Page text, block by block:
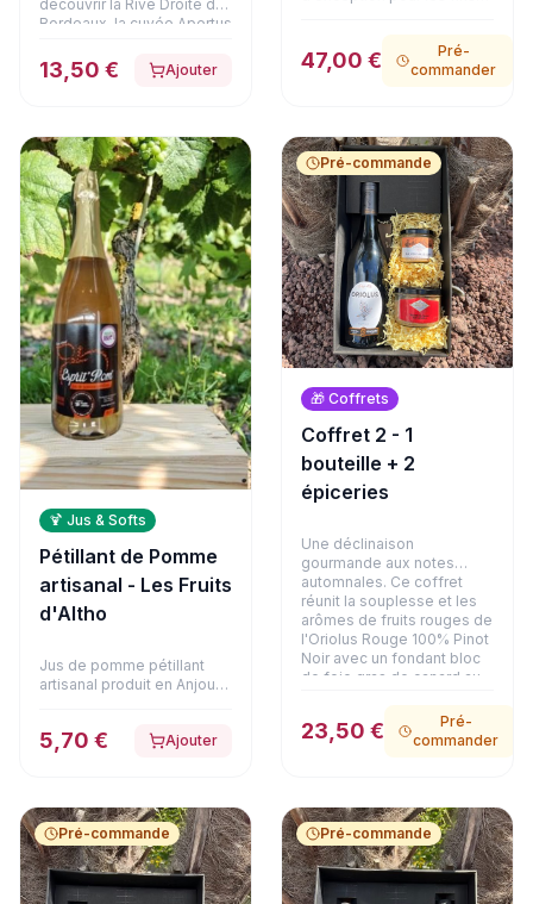
découvrir la Rive Droite de
Bordeaux, la cuvée Apertus
ans implantées sur des
terroirs argilo-calcaires et
en barriques, ce vin arbore
une jolie robe couleur
rubis. Son nez offre des
arômes subtils de cacao et
de bois brûlé, ouvrant sur
une bouche élégante,
racée et d'une grande
pureté.
13,50 € Ajouter
Émilion aux arômes
profonds de fruits noirs et
la fleur de sel en bocal
(125g). Le coffret est
complété par
d'onctueuses rillettes pur
canard au magret fumé
(180g) et une délicate
terrine de cerf à la Fine
Champagne (180g). Une
expérience gastronomique
haut de gamme, présentée
dans son emballage
soigné.
47,00 €
Pré-
commander
🍹 Jus & Softs
Pétillant de Pomme
artisanal - Les Fruits
d'Altho
Jus de pomme pétillant
artisanal produit en Anjou
5,70 € Ajouter
Pré-commande
🎁 Coffrets
Coffret 2 - 1
bouteille + 2
épiceries
Une déclinaison
gourmande aux notes
automnales. Ce coffret
réunit la souplesse et les
arômes de fruits rouges de
l'Oriolus Rouge 100% Pinot
Noir avec un fondant bloc
de foie gras de canard au
une terrine de faisan aux
girolles (180g). Une alliance
23,50 €
Pré-
commander
Pré-commande Pré-commande